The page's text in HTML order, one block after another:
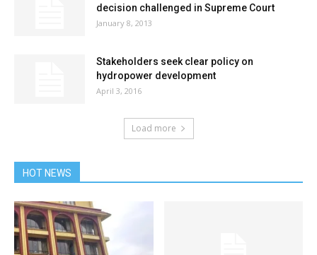
decision challenged in Supreme Court
January 8, 2013
Stakeholders seek clear policy on
hydropower development
April 3, 2016
Load more
HOT NEWS